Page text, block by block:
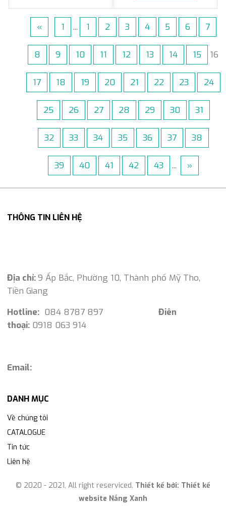
« 1 ... 1 2 3 4 5 6 7
8 9 10 11 12 13 14 15 16
17 18 19 20 21 22 23 24
25 26 27 28 29 30 31
32 33 34 35 36 37 38
39 40 41 42 43 ... »
THÔNG TIN LIÊN HỆ
Địa chỉ:9 Ấp Bắc, Phường 10, Thành phố Mỹ Tho,
Tiền Giang
Hotline: 084 8787 897 Điên
thoại: 0918 063 914
Email:
DANH MỤC
Về chúng tôi
CATALOGUE
Tin tức
Liên hệ
© 2020 - 2021, All right reserviced. Thiết kế bởi: Thiết kế
website Nắng Xanh